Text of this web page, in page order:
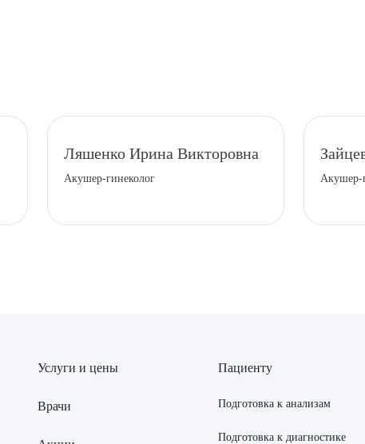
Ляшенко Ирина Викторовна
Акушер-гинеколог Акушер-
Услуги и цены
Врачи
Пациенту
Подготовка к анализам
Подготовка к диагностике